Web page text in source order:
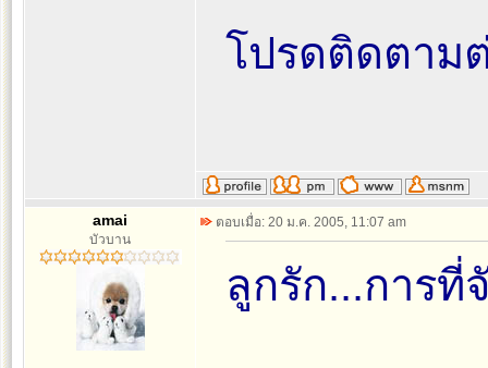
โปรดติดตาม
amai
บัวบาน
ตอบเมื่อ: 20 ม.ค. 2005, 11:07 am
ลูกรัก...การที่